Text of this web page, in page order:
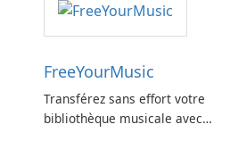
FreeYourMusic
Transférez sans effort votre
bibliothèque musicale avec